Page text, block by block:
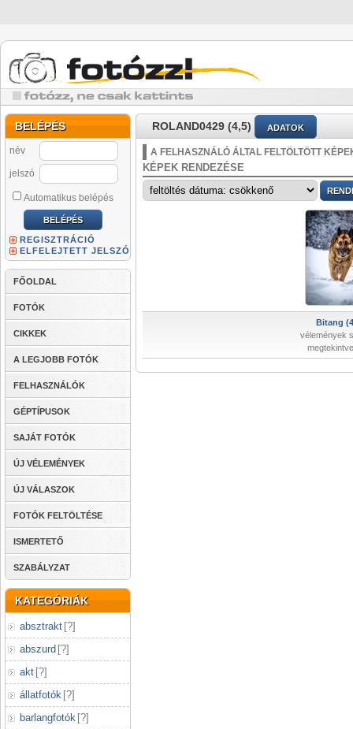
BELÉPÉS
név
jelszó
Automatikus belépés
REGISZTRÁCIÓ
ELFELEJTETT JELSZÓ
FŐOLDAL
FOTÓK
CIKKEK
A LEGJOBB FOTÓK
FELHASZNÁLÓK
GÉPTÍPUSOK
SAJÁT FOTÓK
ÚJ VÉLEMÉNYEK
ÚJ VÁLASZOK
FOTÓK FELTÖLTÉSE
ISMERTETŐ
SZABÁLYZAT
KATEGÓRIÁK
absztrakt [?]
abszurd [?]
akt [?]
állatfotók [?]
barlangfotók [?]
ROLAND0429 (4,5) ADATOK
A FELHASZNÁLÓ ÁLTAL FELTÖLTÖTT
KÉPEK RENDEZÉSE
Bitang
vélemények